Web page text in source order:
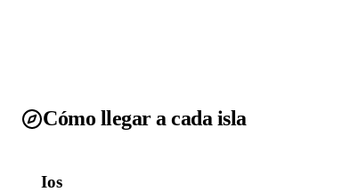
Cómo llegar a cada isla
Ios